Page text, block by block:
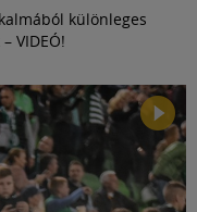
különleges
VIDEÓ!